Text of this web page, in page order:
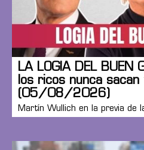
LA LOGIA DEL BUEN
los ricos nunca
(05/08/2026)
Martín Wullich en la previa de